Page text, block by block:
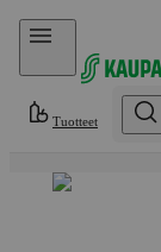
Hyppää sisältöön
Tuotteet